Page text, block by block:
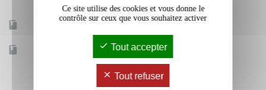
Accessible à distance Non
Ce site utilise des cookies et vous donne le
contrôle sur ceux que vous souhaitez activer
Tout accepter
Tout refuser